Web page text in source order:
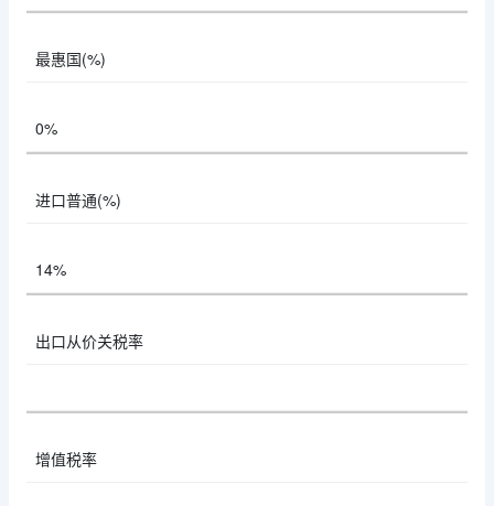
最惠国(%)
0%
进口普通(%)
14%
出口从价关税率
增值税率